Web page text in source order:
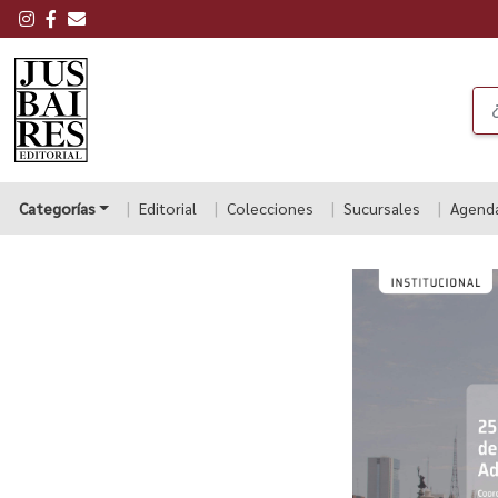
Categorías Editorial Colecciones Sucursales